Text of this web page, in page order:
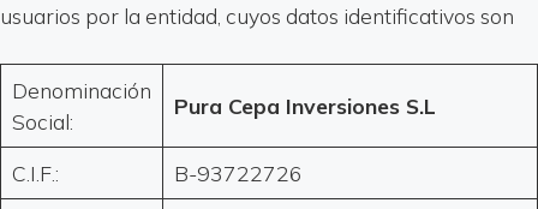
usuarios por la entidad, cuyos datos identificativos son
Denominación
Social:
Pura Cepa Inversiones S.L
C.I.F.:
B-93722726